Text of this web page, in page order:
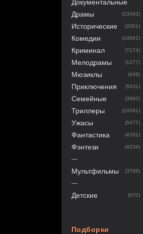
60 2 3 4
Документальные
Драмы
(23093)
Исторические (2061)
Комедии (14661)
Криминал (7174)
Мелодрамы (1277)
Мюзиклы (849)
Приключения (5411)
Семейные (3882)
Триллеры (10591)
Ужасы (5477)
Фантастика (4261)
Фэнтези (4234)
—
Мультфильмы (3768)
—
Детские (670)
Подборки